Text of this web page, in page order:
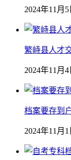
2024年11月5
繁峙县人才
2024年11月4
档案要存到
2024年11月1